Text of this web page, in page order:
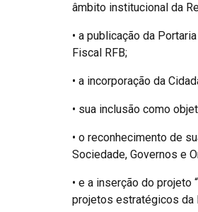
âmbito institucional da
• a publicação da
Fiscal RFB;
• a incorporação da
• sua inclusão como
• o reconhecimento de
Sociedade, Governos e
• e a inserção do projeto
projetos estratégicos da